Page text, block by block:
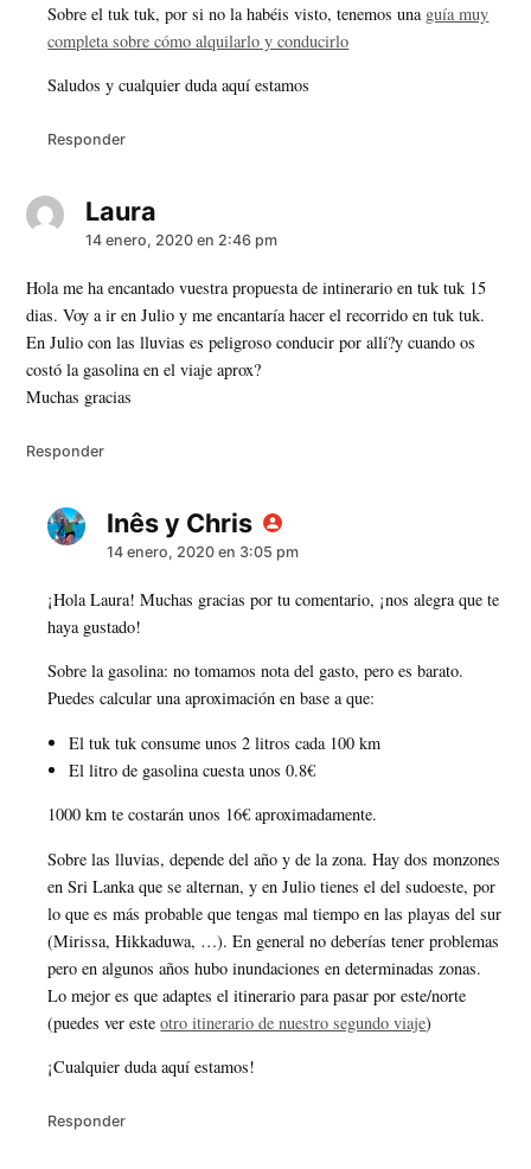
Sobre el tuk tuk, por si no la habéis visto, tenemos una guía muy
completa sobre cómo alquilarlo y conducirlo
Saludos y cualquier duda aquí estamos
Responder
Lauradice:
14 enero, 2020 en 2:46 pm
Hola me ha encantado vuestra propuesta de intinerario en tuk tuk 15
dias. Voy a ir en Julio y me encantaría hacer el recorrido en tuk tuk.
En Julio con las lluvias es peligroso conducir por allí?y cuando os
costó la gasolina en el viaje aprox?
Muchas gracias
Responder
Inês y Chris dice:
14 enero, 2020 en 3:05 pm
¡Hola Laura! Muchas gracias por tu comentario, ¡nos alegra que te
haya gustado!
Sobre la gasolina: no tomamos nota del gasto, pero es barato.
Puedes calcular una aproximación en base a que:
El tuk tuk consume unos 2 litros cada 100 km
El litro de gasolina cuesta unos 0.8€
1000 km te costarán unos 16€ aproximadamente.
Sobre las lluvias, depende del año y de la zona. Hay dos monzones
en Sri Lanka que se alternan, y en Julio tienes el del sudoeste, por
lo que es más probable que tengas mal tiempo en las playas del sur
(Mirissa, Hikkaduwa, …). En general no deberías tener problemas
pero en algunos años hubo inundaciones en determinadas zonas.
Lo mejor es que adaptes el itinerario para pasar por este/norte
(puedes ver esteotro itinerario de nuestro segundo viaje)
¡Cualquier duda aquí estamos!
Responder